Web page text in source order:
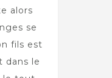
alors
se
fils est
dans le